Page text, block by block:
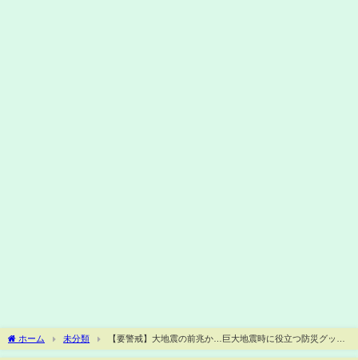
ホーム 未分類
【要警戒】大地震の前兆か…巨大地震時に役立つ防災グッズ
を消防レスキューが徹底検証